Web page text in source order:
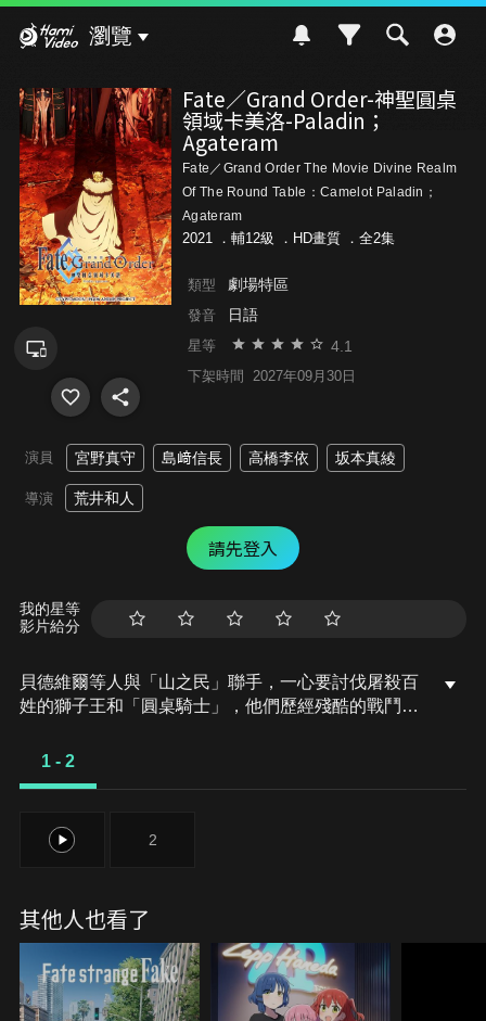
瀏覽
Fate／Grand Order-神聖圓桌
領域卡美洛-Paladin；
Agateram
Fate／Grand Order The Movie Divine Realm
Of The Round Table：Camelot Paladin；
Agateram
2021 ． 輔12級 ．HD畫質 ．全2集
類型 劇場特區
發音 日語
星等 4.1
下架時間 2027年09月30日
演員 宮野真守 島﨑信長 高橋李依 坂本真綾
導演 荒井和人
請先登入
我的星等
影片給分
貝德維爾等人與「山之民」聯手，一心要討伐屠殺百
姓的獅子王和「圓桌騎士」，他們歷經殘酷的戰鬥
為同盟。但太陽王揭露獅子王的計畫後，為了保護自
子王的野心。
1 - 2
1 2
其他人也看了